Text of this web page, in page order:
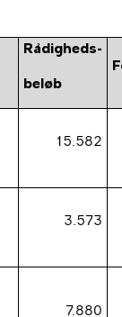
Rådigheds-
beløb
15.582
3.573
7.880